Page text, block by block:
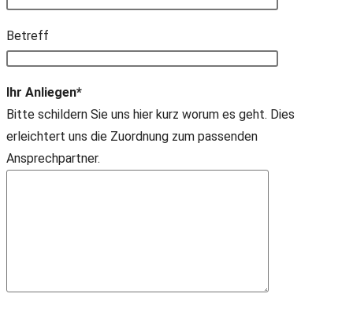
Bitte lasse dieses Feld leer.
Betreff
Ihr Anliegen*
Bitte schildern Sie uns hier kurz worum es geht. Dies
erleichtert uns die Zuordnung zum passenden
Ansprechpartner.